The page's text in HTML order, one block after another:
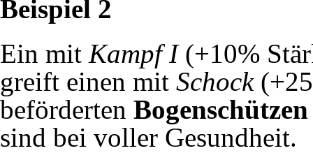
Beispiel 2
Ein mit Kampf I(+10%
greift einen mit Schock
beförderten Bogenschützen
sind bei voller Gesundheit.